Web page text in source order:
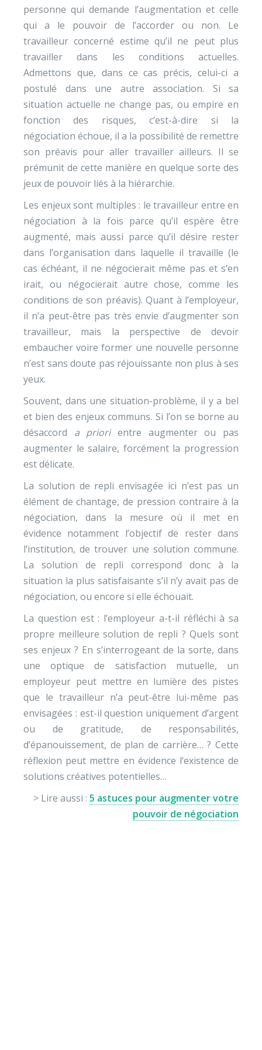
personne qui demande l’augmentation et celle
qui a le pouvoir de l’accorder ou non. Le
travailleur concerné estime qu’il ne peut plus
travailler dans les conditions actuelles.
Admettons que, dans ce cas précis, celui-ci a
postulé dans une autre association. Si sa
situation actuelle ne change pas, ou empire en
fonction des risques, c’est-à-dire si la
négociation échoue, il a la possibilité de remettre
son préavis pour aller travailler ailleurs. Il se
prémunit de cette manière en quelque sorte des
jeux de pouvoir liés à la hiérarchie.
Les enjeux sont multiples : le travailleur entre en
négociation à la fois parce qu’il espère être
augmenté, mais aussi parce qu’il désire rester
dans l’organisation dans laquelle il travaille (le
cas échéant, il ne négocierait même pas et s’en
irait, ou négocierait autre chose, comme les
conditions de son préavis). Quant à l’employeur,
il n’a peut-être pas très envie d’augmenter son
travailleur, mais la perspective de devoir
embaucher voire former une nouvelle personne
n’est sans doute pas réjouissante non plus à ses
yeux.
Souvent, dans une situation-problème, il y a bel
et bien des enjeux communs. Si l’on se borne au
désaccord a priorientre augmenter ou pas
augmenter le salaire, forcément la progression
est délicate.
La solution de repli envisagée ici n’est pas un
élément de chantage, de pression contraire à la
négociation, dans la mesure où il met en
évidence notamment l’objectif de rester dans
l’institution, de trouver une solution commune.
La solution de repli correspond donc à la
situation la plus satisfaisante s’il n’y avait pas de
négociation, ou encore si elle échouait.
La question est : l’employeur a-t-il réfléchi à sa
propre meilleure solution de repli ? Quels sont
ses enjeux ? En s’interrogeant de la sorte, dans
une optique de satisfaction mutuelle, un
employeur peut mettre en lumière des pistes
que le travailleur n’a peut-être lui-même pas
envisagées : est-il question uniquement d’argent
ou de gratitude, de responsabilités,
d’épanouissement, de plan de carrière… ? Cette
réflexion peut mettre en évidence l’existence de
solutions créatives potentielles…
> Lire aussi : 5 astuces pour augmenter votre
pouvoir de négociation